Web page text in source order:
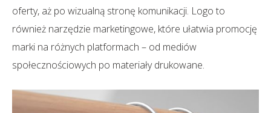
oferty, aż po wizualną stronę komunikacji. Logo to
również narzędzie marketingowe, które ułatwia promocję
marki na różnych platformach – od mediów
społecznościowych po materiały drukowane.